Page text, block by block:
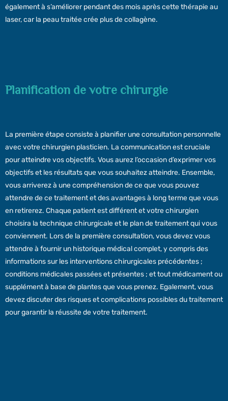
également à s’améliorer pendant des mois après cette thérapie au
laser, car la peau traitée crée plus de collagène.
Planification de votre chirurgie
La première étape consiste à planifier une consultation personnelle
avec votre chirurgien plasticien. La communication est cruciale
pour atteindre vos objectifs. Vous aurez l’occasion d’exprimer vos
objectifs et les résultats que vous souhaitez atteindre. Ensemble,
vous arriverez à une compréhension de ce que vous pouvez
attendre de ce traitement et des avantages à long terme que vous
en retirerez. Chaque patient est différent et votre chirurgien
choisira la technique chirurgicale et le plan de traitement qui vous
conviennent. Lors de la première consultation, vous devez vous
attendre à fournir un historique médical complet, y compris des
informations sur les interventions chirurgicales précédentes ;
conditions médicales passées et présentes ; et tout médicament ou
supplément à base de plantes que vous prenez. Egalement, vous
devez discuter des risques et complications possibles du traitement
pour garantir la réussite de votre traitement.